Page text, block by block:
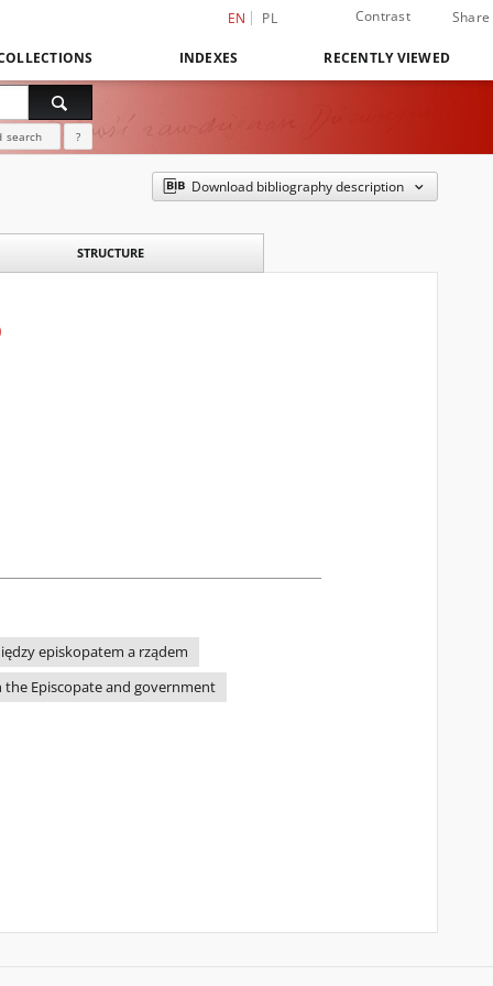
EN PL Contrast Share
INDEXES RECENTLY VIEWED
search ?
Download bibliography description
STRUCTURE
episkopatem a rządem
Episcopate and government